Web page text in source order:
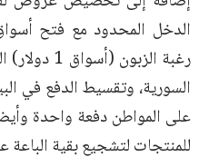
الدخل المحدود مع فتح
رغبة
السورية، وتقسيط الدفع في
على المواطن دفعة واحدة
للمنتجات لتشجيع بقية